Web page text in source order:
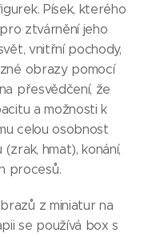
Písek, kterého
ztvárnění jeho
vnitřní pochody,
obrazy pomocí
přesvědčení, že
a možnosti k
celou osobnost
hmat), konání,
procesů.
z miniatur na
se používá box s